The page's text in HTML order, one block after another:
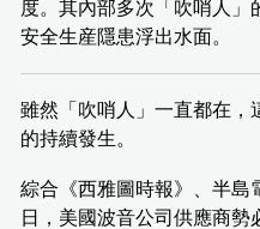
度。其內部多次「吹哨人」
安全生産隱患浮出水面。
雖然「吹哨人」一直都在，
的持續發生。
綜合《西雅圖時報》、半島
日，美國波音公司供應商